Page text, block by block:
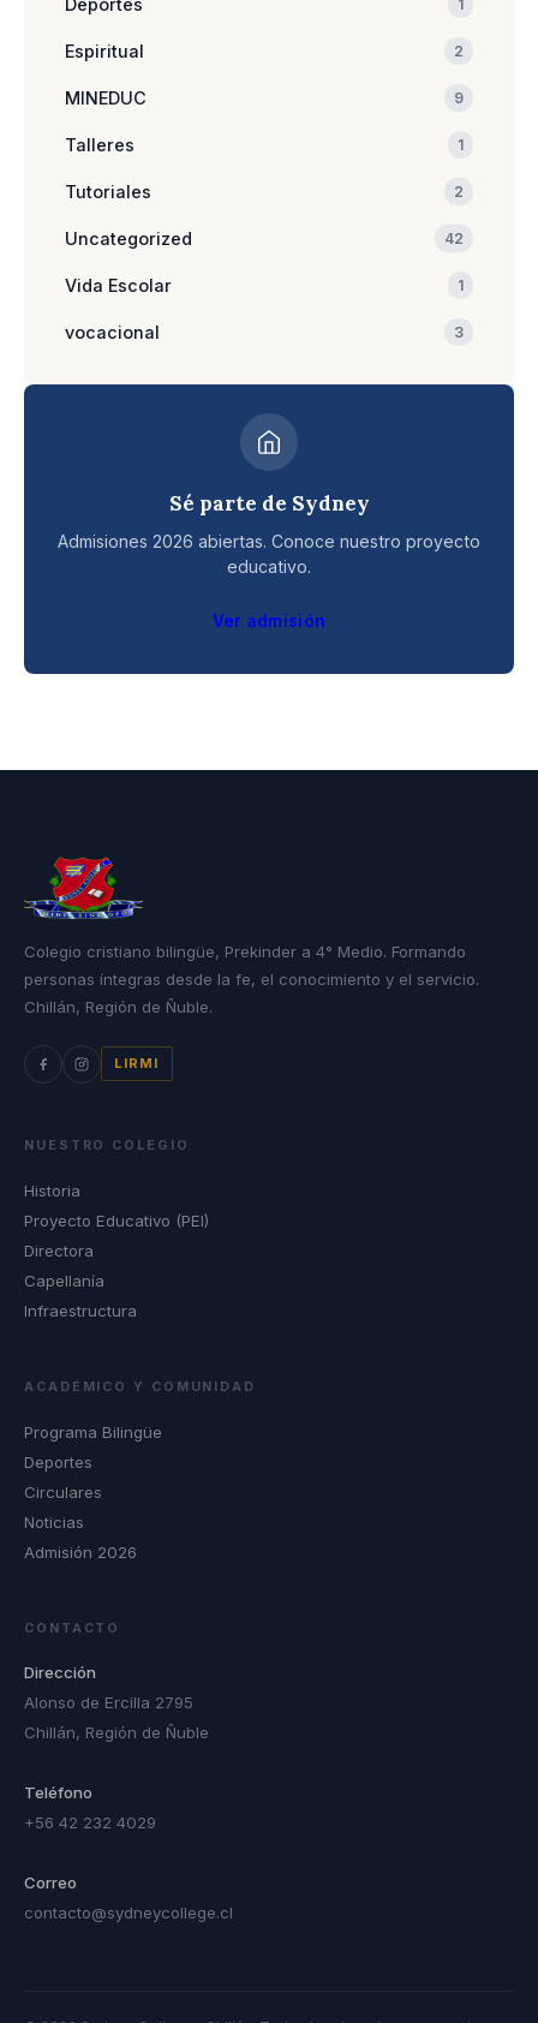
1
Espiritual 2
MINEDUC 9
Talleres 1
Tutoriales 2
Uncategorized 42
Vida Escolar 1
vocacional 3
Sé parte de Sydney
Admisiones 2026 abiertas. Conoce nuestro proyecto
educativo.
Ver admisión
Colegio cristiano bilingüe, Prekinder a 4° Medio. Formando
personas íntegras desde la fe, el conocimiento y el servicio.
Chillán, Región de Ñuble.
LIRMI
NUESTRO COLEGIO
Historia
Proyecto Educativo (PEI)
Directora
Capellanía
Infraestructura
ACADÉMICO Y COMUNIDAD
Programa Bilingüe
Deportes
Circulares
Noticias
Admisión 2026
CONTACTO
Dirección
Alonso de Ercilla 2795
Chillán, Región de Ñuble
Teléfono
+56 42 232 4029
Correo
contacto@sydneycollege.cl